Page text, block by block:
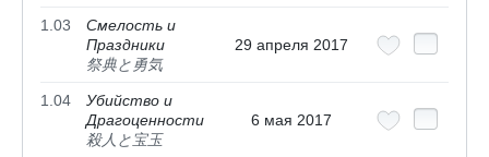
1.03
Смелость и
Праздники
祭典と勇気
29 апреля 2017
1.04
Убийство и
Драгоценности
殺人と宝玉
6 мая 2017